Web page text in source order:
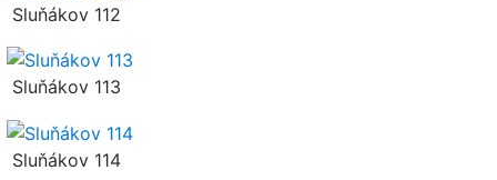
Sluňákov 112
Sluňákov 113
Sluňákov 114